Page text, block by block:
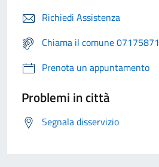
Richiedi Assistenza
Chiama il comune 07175871
Prenota un appuntamento
Problemi in città
Segnala disservizio